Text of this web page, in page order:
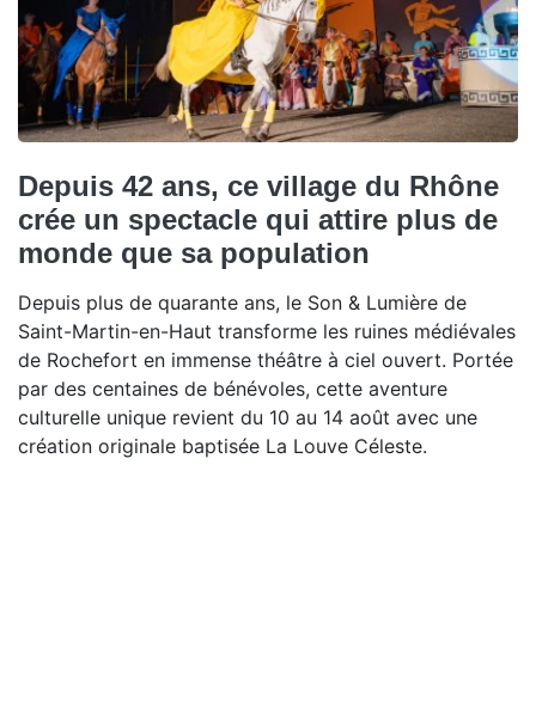
Depuis 42 ans, ce village du Rhône
crée un spectacle qui attire plus de
monde que sa population
Depuis plus de quarante ans, le Son & Lumière de
Saint-Martin-en-Haut transforme les ruines médiévales
de Rochefort en immense théâtre à ciel ouvert. Portée
par des centaines de bénévoles, cette aventure
culturelle unique revient du 10 au 14 août avec une
création originale baptisée La Louve Céleste.